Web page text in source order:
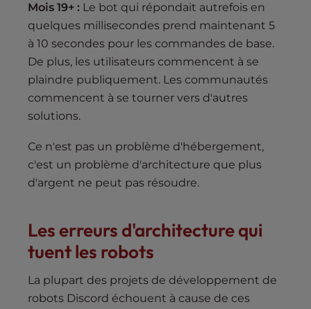
Mois 19+ : Le bot qui répondait autrefois en
quelques millisecondes prend maintenant 5
à 10 secondes pour les commandes de base.
De plus, les utilisateurs commencent à se
plaindre publiquement. Les communautés
commencent à se tourner vers d'autres
solutions.
Ce n'est pas un problème d'hébergement,
c'est un problème d'architecture que plus
d'argent ne peut pas résoudre.
Les erreurs d'architecture qui
tuent les robots
La plupart des projets de développement de
robots Discord échouent à cause de ces